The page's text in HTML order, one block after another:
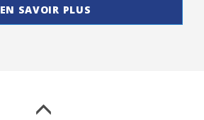
EN SAVOIR PLUS